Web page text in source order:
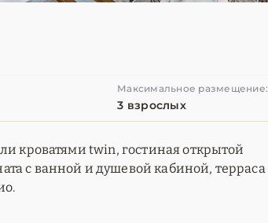
Максимальное размещение:
3 взрослых
кроватями twin, гостиная открытой
с ванной и душевой кабиной, терраса